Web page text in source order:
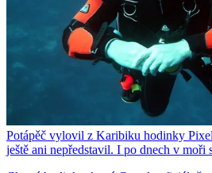
Potápěč vylovil z Karibiku hodinky
ještě ani nepředstavil. I po dnech v moři